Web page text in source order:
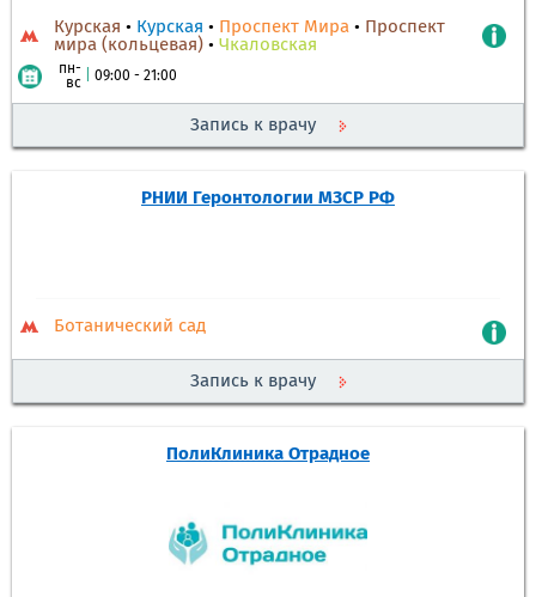
Курская • Курская • Проспект Мира • Проспект
мира (кольцевая) • Чкаловская
пн-
вс
09:00 - 21:00
Запись к врачу
РНИИ Геронтологии МЗСР РФ
Ботанический сад
Запись к врачу
ПолиКлиника Отрадное